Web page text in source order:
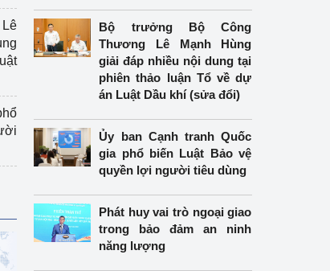
Bộ trưởng Bộ Công
Thương Lê Mạnh Hùng
giải đáp nhiều nội dung tại
phiên thảo luận Tổ về dự
án Luật Dầu khí (sửa đổi)
Ủy ban Cạnh tranh Quốc
gia phổ biến Luật Bảo vệ
quyền lợi người tiêu dùng
Phát huy vai trò ngoại giao
trong bảo đảm an ninh
năng lượng